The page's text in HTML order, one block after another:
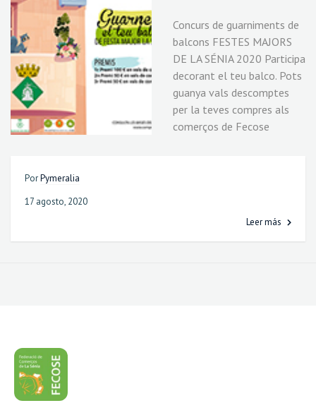
Concurs de guarniments de
balcons FESTES MAJORS
DE LA SÉNIA 2020 Participa
decorant el teu balco. Pots
guanya vals descomptes
per la teves compres als
comerços de Fecose
PorPymeralia
17 agosto, 2020
Leer más